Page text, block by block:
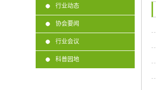
行业动态
协会要闻
行业会议
科普园地